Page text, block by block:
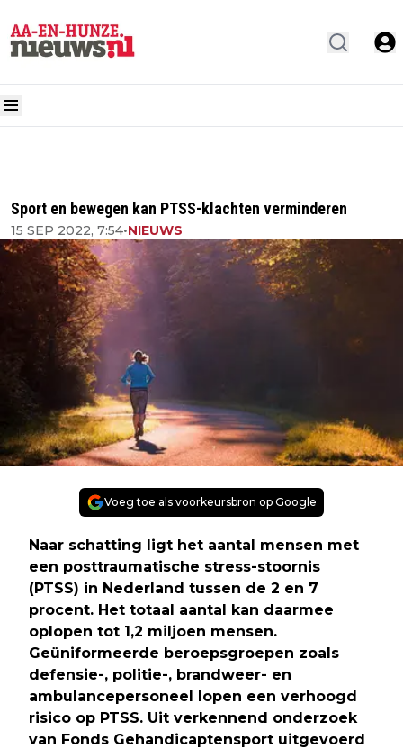
Sport en bewegen kan PTSS-klachten verminderen
15 SEP 2022, 7:54•NIEUWS
Voeg toe als voorkeursbron op Google
Naar schatting ligt het aantal mensen met
een posttraumatische stress-stoornis
(PTSS) in Nederland tussen de 2 en 7
procent. Het totaal aantal kan daarmee
oplopen tot 1,2 miljoen mensen.
Geüniformeerde beroepsgroepen zoals
defensie-, politie-, brandweer- en
ambulancepersoneel lopen een verhoogd
risico op PTSS. Uit verkennend onderzoek
van Fonds Gehandicaptensport uitgevoerd